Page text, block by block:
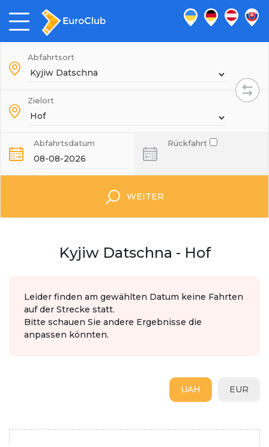
Abfahrtsort
Zielort
Abfahrtsdatum Rückfahrt
WEITER
Kyjiw Datschna - Hof
Leider finden am gewählten Datum keine Fahrten
auf der Strecke statt.
Bitte schauen Sie andere Ergebnisse die
anpassen könnten.
EUR
UAH